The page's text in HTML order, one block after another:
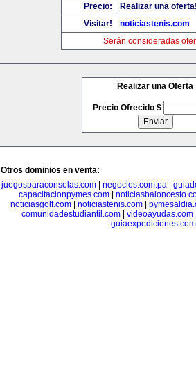
Precio:
Realizar una
Visitar!
noticiastenis.com
Serán consideradas
Realizar una Oferta
Precio Ofrecido $
Otros dominios en venta:
juegosparaconsolas.com| negocios.com.pa|
capacitacionpymes.com|
noticiasgolf.com| noticiastenis.com|
comunidadestudiantil.com| videoayudas.com
guiaexpediciones.com